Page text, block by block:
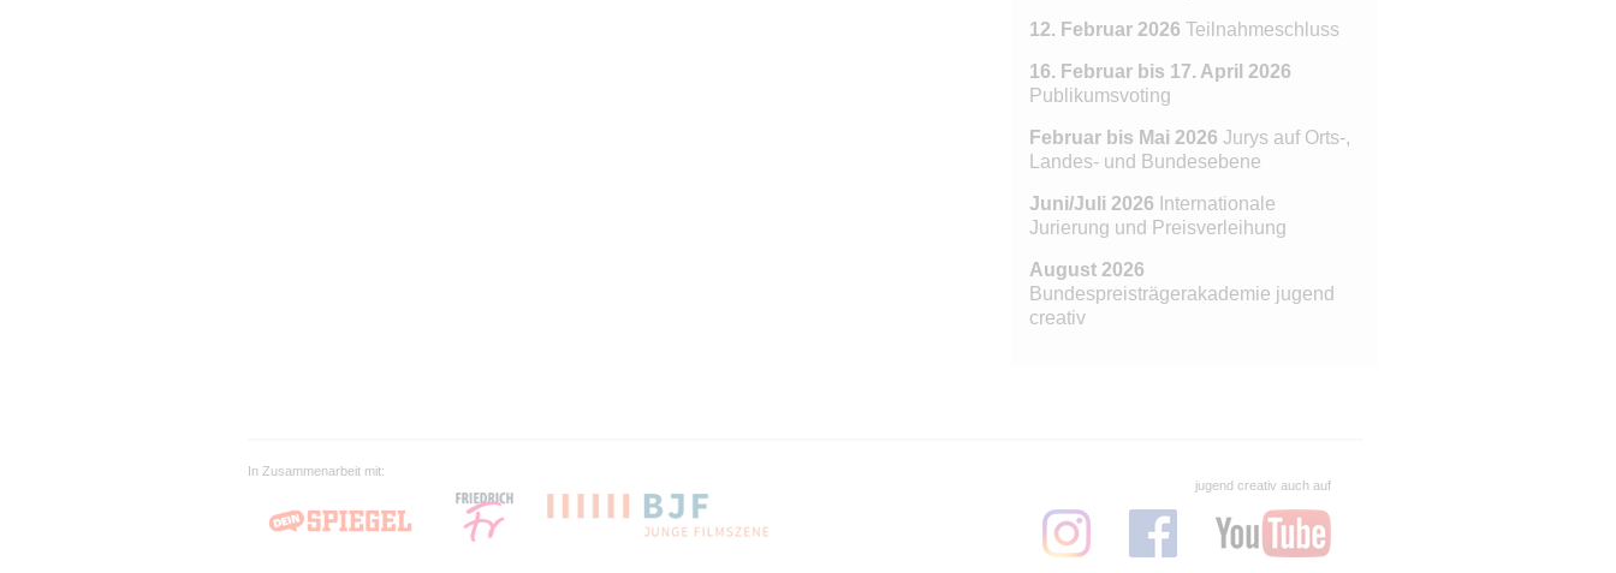
12. Februar 2026 Teilnahmeschluss
16. Februar bis 17. April 2026
Publikumsvoting
Februar bis Mai 2026 Jurys auf Orts-,
Landes- und Bundesebene
Juni/Juli 2026 Internationale
Jurierung und Preisverleihung
August 2026
Bundespreisträgerakademie jugend
creativ
In Zusammenarbeit mit:
jugend creativ auch auf